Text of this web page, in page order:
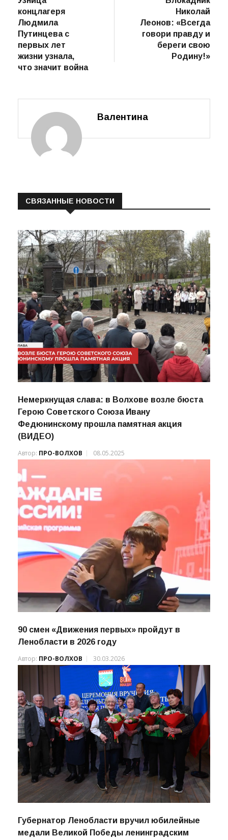
Навигация
по
записям
предыдущая
Узница
концлагеря
Людмила
Путинцева с
первых лет
следующая
пост
Блокадник
Николай
Леонов: «Всегда
говори правду и
Валентина
Немеркнущая слава: в Волхове возле бюста
Герою Советского Союза Ивану
(ВИДЕО)
Автор:ПРО-ВОЛХОВ
Ленобласти в 2026 году
ПРО-ВОЛХОВ 30.03.2026